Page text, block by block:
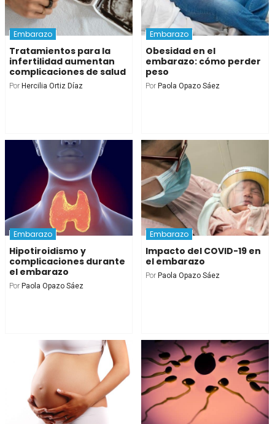
Embarazo
Tratamientos para la
infertilidad aumentan
complicaciones de salud
Por Hercilia Ortiz Díaz
Embarazo
Obesidad en el
embarazo: cómo perder
peso
Por Paola Opazo Sáez
Embarazo
Hipotiroidismo y
complicaciones durante
el embarazo
Por Paola Opazo Sáez
Embarazo
Impacto del COVID-19 en
el embarazo
Por Paola Opazo Sáez